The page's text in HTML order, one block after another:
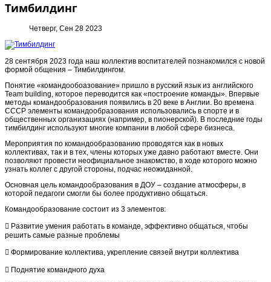
Тимбилдинг
Четверг, Сен 28 2023
28 сентября 2023 года наш коллектив воспитателей познакомился с новой
формой общения – Тимбилдингом.
Понятие «командообоазование» пришло в русский язык из английского
Team building, которое переводится как «построение команды». Впервые
методы командообразования появились в 20 веке в Англии. Во времена
СССР элементы командообразования использовались в спорте и в
общественных организациях (например, в пионерской). В последние годы
тимбилдинг используют многие компании в любой сфере бизнеса.
Мероприятия по командообразованию проводятся как в новых
коллективах, так и в тех, члены которых уже давно работают вместе. Они
позволяют провести неофициальное знакомство, в ходе которого можно
узнать коллег с другой стороны, подчас неожиданной.
Основная цель командообразования в ДОУ – создание атмосферы, в
которой педагоги смогли бы более продуктивно общаться.
Командообразование состоит из 3 элементов:
 Развитие умения работать в команде, эффективно общаться, чтобы
решить самые разные проблемы
 Формирование коллектива, укрепление связей внутри коллектива
 Поднятие командного духа